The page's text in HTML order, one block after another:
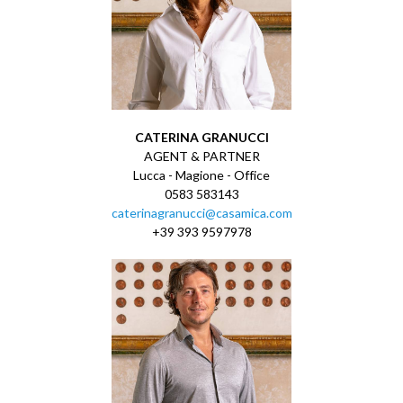
CATERINA GRANUCCI
AGENT & PARTNER
Lucca - Magione - Office
0583 583143
caterinagranucci@casamica.com
+39 393 9597978